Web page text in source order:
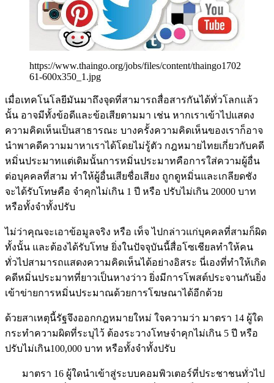
https://www.thaingo.org/jobs/files/content/thaingo1702
61-600x350_1.jpg
เมื่อเทคโนโลยีมันมาถึงจุดที่สามารถสื่อสารกันได้ทั่วโลกแล้ว
นั้น อาจมีทั้งข้อดีและข้อเสียตามมา เช่น หากเราเข้าไปแสดง
ความคิดเห็นเป็นสาธารณะ บางครั้งความคิดเห็นของเราก็อาจ
นำพาคดีความมาหาเราได้โดยไม่รู้ตัว กฎหมายไทยเกี่ยวกับคดี
หมิ่นประมาทแต่เดิมนั้นการหมิ่นประมาทคือการใส่ความผู้อื่น
ต่อบุคคลที่สาม ทำให้ผู้อื่นเสียชื่อเสียง ถูกดูหมิ่นและเกลียดชัง
จะได้รับโทษคือ จำคุกไม่เกิน 1 ปี หรือ ปรับไม่เกิน 20000 บาท
หรือทั้งจำทั้งปรับ
ไม่ว่าคุณจะเอาข้อมูลจริง หรือ เท็จ ไปกล่าวแก่บุคคลที่สามก็ผิด
ทั้งนั้น และต้องได้รับโทษ ยิ่งในปัจจุบันนี้สื่อโซเชียลทำให้คน
ทั่วไปสามารถแสดงความคิดเห็นได้อย่างอิสระ นี่เองที่ทำให้เกิด
คดีหมิ่นประมาทที่ยาวเป็นหางว่าว ยิ่งมีการโพสต์ประจานกันยิ่ง
เข้าข่ายการหมิ่นประมาณด้วยการโฆษณาได้อีกด้วย
ด้วยสาเหตุนี้รัฐจึงออกกฎหมายใหม่ ใจความว่า มาตรา 14 ผู้ใด
กระทำความผิดที่ระบุไว้ ต้องระวางโทษจำคุกไม่เกิน 5 ปี หรือ
ปรับไม่เกิน100,000 บาท หรือทั้งจำทั้งปรับ
มาตรา 16 ผู้ใดนำเข้าสู่ระบบคอมพิวเตอร์ที่ประชาชนทั่วไป